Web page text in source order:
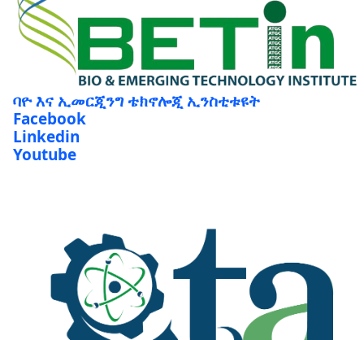
ባዮ እና ኢመርጂንግ ቴክኖሎጂ ኢንስቲቱዩት
Facebook
Linkedin
Youtube